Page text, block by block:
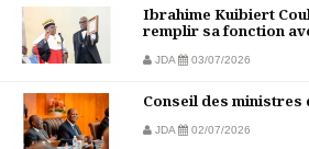
Ibrahime Kuibiert
remplir sa fonction
JDA 03/07/2026
Conseil des ministres
JDA 02/07/2026